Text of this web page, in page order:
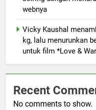
webnya
Vicky Kaushal
kg, lalu menurunkan
untuk film *Love &
Recent
No comments to show.